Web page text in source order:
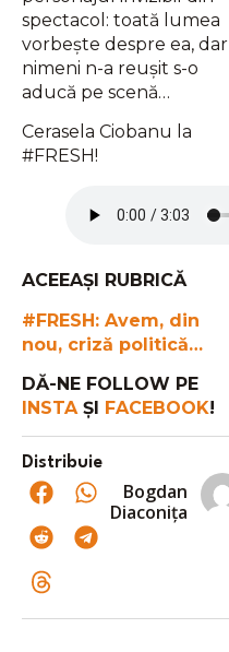
spectacol: toată lumea
vorbește despre ea, dar
nimeni n-a reușit s-o
aducă pe scenă…
Cerasela Ciobanu la
#FRESH!
ACEEAȘI RUBRICĂ
#FRESH: Avem, din
nou, criză politică…
DĂ-NE FOLLOW PE
INSTA ȘI FACEBOOK!
Distribuie
Bogdan
Diaconița